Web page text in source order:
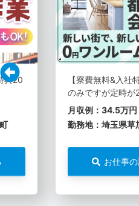
典20
【寮費無料&入社
のみですが定時が
月収例：34.5万円
勤務地：埼玉県草
お仕事